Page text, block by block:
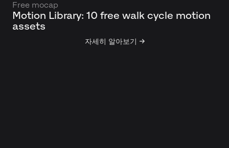
Free mocap
Motion Library: 10 free walk cycle motion
assets
자세히 알아보기 →